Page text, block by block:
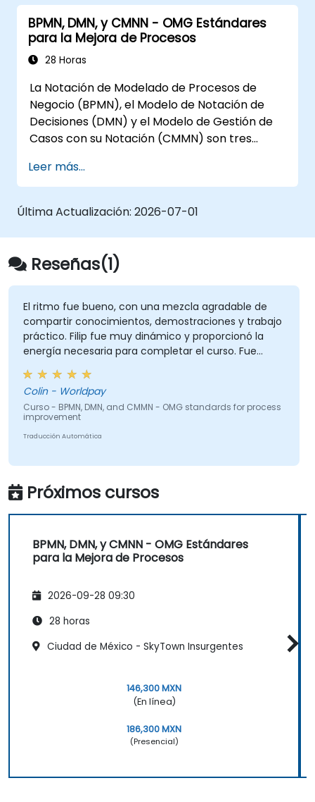
BPMN, DMN, y CMNN - OMG Estándares
para la Mejora de Procesos
28 Horas
La Notación de Modelado de Procesos de
Negocio (BPMN), el Modelo de Notación de
Decisiones (DMN) y el Modelo de Gestión de
Casos con su Notación (CMMN) son tres
(OMG) centrados en procesos, decisiones y
modelado de casos. Este curso ofrece una
introducción a todos ellos y aclara cuándo
Leer más...
Última Actualización: 2026-07-01
Reseñas(1)
El ritmo fue bueno, con una mezcla agradable de
compartir conocimientos, demostraciones y trabajo
práctico. Filip fue muy dinámico y proporcionó la
energía necesaria para completar el curso. Fue
excelente que hubiera mucha tutoría individual, con
Filip realizando ejercicios de formación
personalizados.
Colin - Worldpay
Curso - BPMN, DMN, and CMMN - OMG standards for process
improvement
Traducción Automática
Próximos cursos
BPMN, DMN, y CMNN - OMG Estándares
para la Mejora de Procesos
2026-09-28 09:30
28 horas
Ciudad de México - SkyTown Insurgentes
146,300 MXN
(En línea)
186,300 MXN
(Presencial)